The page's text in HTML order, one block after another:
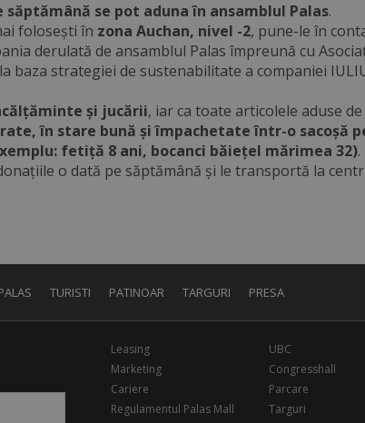
săptămână se pot aduna în ansamblul Palas.
folosești în zona Auchan, nivel -2, pune-le în
derulată de ansamblul Palas împreună cu
baza strategiei de sustenabilitate a companiei
și jucării, iar ca toate articolele aduse
în stare bună și împachetate într-o sacoșă
fetiță 8 ani, bocanci băiețel mărimea 32).
o dată pe săptămână și le transportă la
TURISTI PATINOAR TARGURI PRESA
Leasing
Marketing
Cariere
Regulamentul Palas Mall
UBC
Congresshall
Parcare
Targuri